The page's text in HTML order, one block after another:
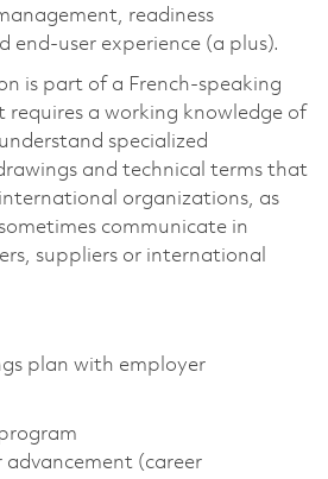
readiness
end-user experience (a plus).
is part of a French-speaking
requires a working knowledge of
specialized
and technical terms that
organizations, as
communicate in
suppliers or international
plan with employer
(career